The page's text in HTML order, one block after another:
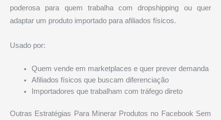
poderosa para quem trabalha com dropshipping ou quer
adaptar um produto importado para afiliados físicos.
Usado por:
Quem vende em marketplaces e quer prever demanda
Afiliados físicos que buscam diferenciação
Importadores que trabalham com tráfego direto
Outras Estratégias Para Minerar Produtos no Facebook Sem